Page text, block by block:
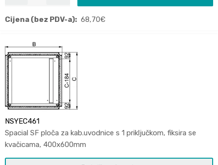
Cijena (bez PDV-a): 68,70€
NSYEC461
Spacial SF ploča za kab.uvodnice s 1 priključkom, fiksira se
kvačicama, 400x600mm